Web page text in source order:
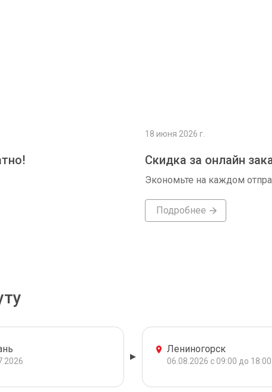
18 июня 2026 г.
Скидка за онлайн
Экономьте на каждом
Подробнее
Лениногорск
06.08.2026 с 09:00 до 18:00